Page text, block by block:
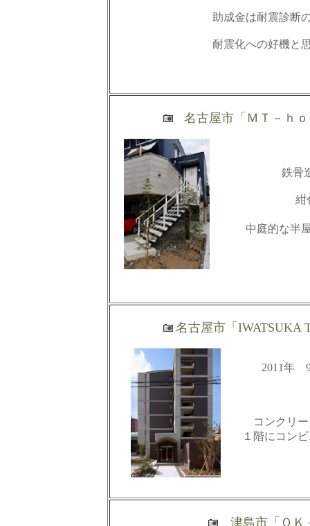
助成金は耐震診断
耐震化への好機と思われま
名古屋市「ＭＴ－ｈ
鉄骨
紺
中庭的な半
名古屋市「IWATSUKA
2011年
コンクリ
１階にコン
津島市「 ＯＫ